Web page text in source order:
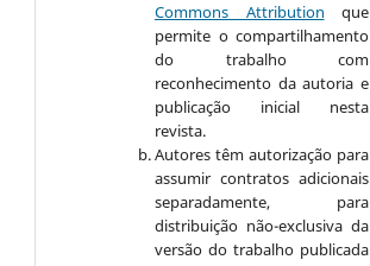
Commons Attribution que
permite o compartilhamento
do trabalho com
reconhecimento da autoria e
publicação inicial nesta
revista.
Autores têm autorização para
assumir contratos adicionais
separadamente, para
distribuição não-exclusiva da
versão do trabalho publicada